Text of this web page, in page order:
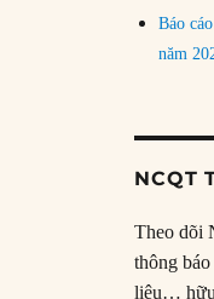
Báo
năm
NCQT
Theo dõi
thông
liệu…